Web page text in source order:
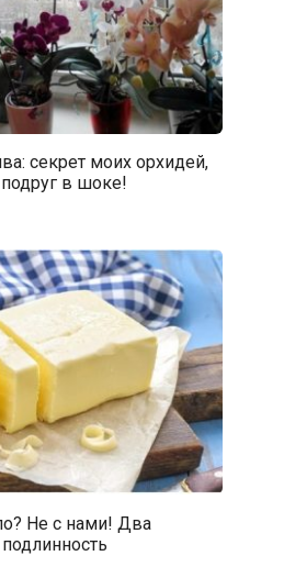
секрет моих орхидей,
в шоке!
Не с нами! Два